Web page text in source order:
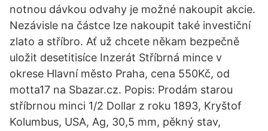
notnou dávkou odvahy je možné nakoupit akcie.
Nezávisle na částce lze nakoupit také investiční
zlato a stříbro. Ať už chcete někam bezpečně
uložit desetitisíce Inzerát Stříbrná mince v
okrese Hlavní město Praha, cena 550Kč, od
motta17 na Sbazar.cz. Popis: Prodám starou
stříbrnou minci 1/2 Dollar z roku 1893, Kryštof
Kolumbus, USA, Ag, 30,5 mm, pěkný stav,